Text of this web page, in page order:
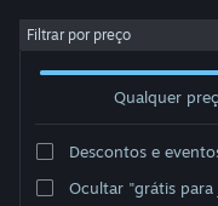
Iniciar sessão
Filtrar por preço
Qualquer
Descontos e
Ocultar "grátis para
Developer: Brett Jackson